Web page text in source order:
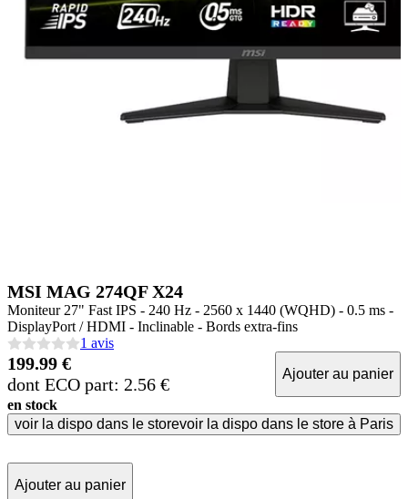
MSI MAG 274QF X24
Moniteur 27" Fast IPS - 240 Hz - 2560 x 1440 (WQHD) - 0.5 ms -
DisplayPort / HDMI - Inclinable - Bords extra-fins
1 avis
199.99 €
dont ECO part: 2.56 €
Ajouter au panier
en stock
voir la dispo dans le storevoir la dispo dans le store à Paris
Ajouter au panier